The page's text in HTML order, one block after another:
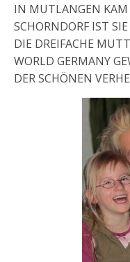
IN MUTLANGEN KAM
SCHORNDORF IST
DIE DREIFACHE
WORLD GERMANY
DER SCHÖNEN